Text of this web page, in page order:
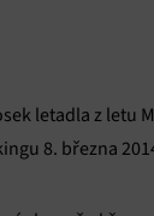
letadla z letu
8. března